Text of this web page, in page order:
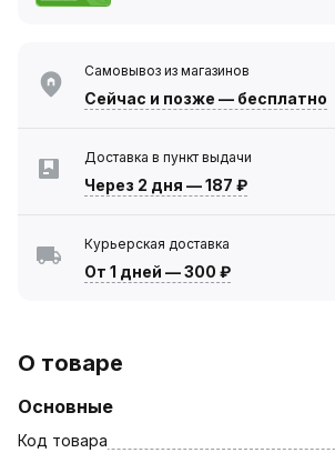
Самовывоз из магазинов
Сейчас и позже — бесплатно
Доставка в пункт выдачи
Через 2 дня —187 ₽
Курьерская доставка
От 1 дней —300 ₽
О товаре
Основные
Код товара